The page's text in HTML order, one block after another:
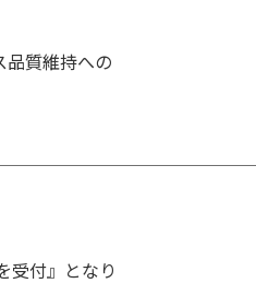
品質維持への
受付』となり